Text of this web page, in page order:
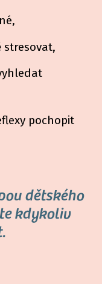
stresovat,
pochopit
dětského
kdykoliv